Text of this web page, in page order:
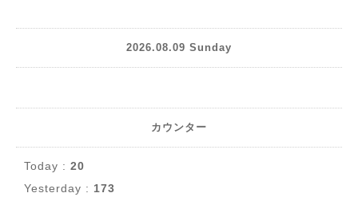
2026.08.09 Sunday
カウンター
Today : 20
Yesterday : 173